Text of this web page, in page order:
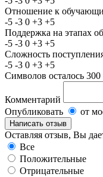
Отношение к
-5 -3 0 +3 +5
Поддержка на этапах
-5 -3 0 +3 +5
Сложность
-5 -3 0 +3 +5
Символов осталось 300
Комментарий
Опубликовать
от
Оставляя отзыв, Вы
Все
Положительные
Отрицательные